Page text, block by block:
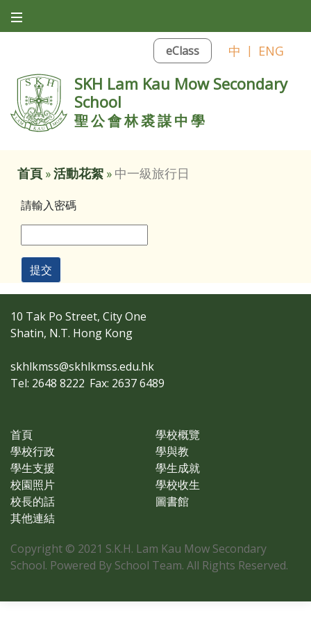
eClass 中 | ENG
SKH Lam Kau Mow Secondary
School
聖公會林裘謀中學
首頁 »活動花絮 » 中一級旅行日
請輸入密碼
提交
10 Tak Po Street, City One
Shatin, N.T. Hong Kong
skhlkmss@skhlkmss.edu.hk
Tel: 2648 8222 Fax: 2637 6489
首頁
學校概覽
學校行政
學與教
學生支援
學生成就
校園照片
學校收生
校長的話
圖書館
其他連結
Copyright © 2021 S.K.H. Lam Kau Mow Secondary
School. Powered By School Team. All Rights Reserved.